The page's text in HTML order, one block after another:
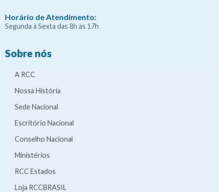
Horário de Atendimento:
Segunda à Sexta das 8h às 17h
Sobre nós
A RCC
Nossa História
Sede Nacional
Escritório Nacional
Conselho Nacional
Ministérios
RCC Estados
Loja RCCBRASIL